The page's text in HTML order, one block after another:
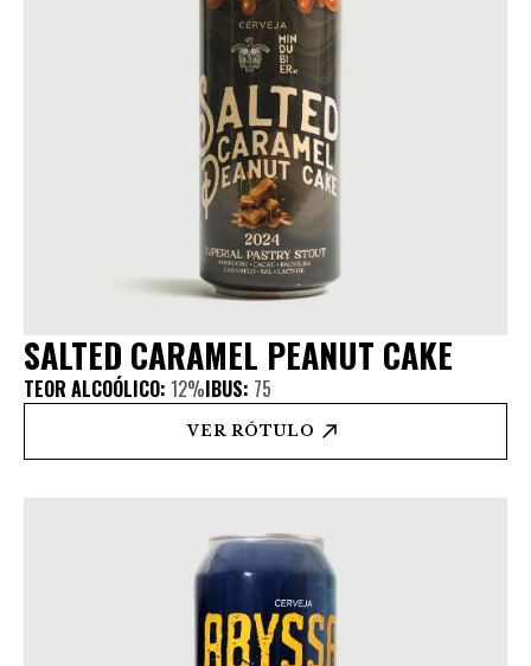
SALTED CARAMEL PEANUT CAKE
TEOR ALCOÓLICO: 12%IBUS: 75
VER RÓTULO